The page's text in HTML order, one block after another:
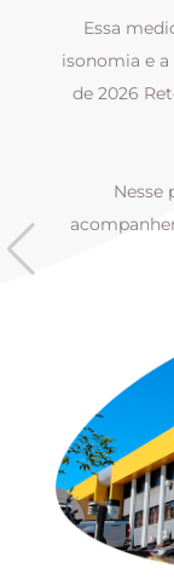
Essa
isonomia e
de 2026
Nesse